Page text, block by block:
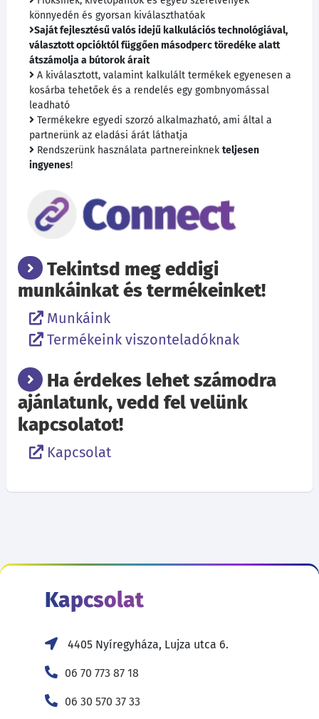
könnyedén és gyorsan kiválaszthatóak
Saját fejlesztésű valós idejű kalkulációs technológiával,
választott opcióktól függően másodperc töredéke alatt
átszámolja a bútorok árait
A kiválasztott, valamint kalkulált termékek egyenesen a
kosárba tehetőek és a rendelés egy gombnyomással
leadható
Termékekre egyedi szorzó alkalmazható, ami által a
partnerünk az eladási árát láthatja
Rendszerünk használata partnereinknek teljesen
ingyenes!
Tekintsd meg eddigi
munkáinkat és termékeinket!
Munkáink
Termékeink viszonteladóknak
Ha érdekes lehet számodra
ajánlatunk, vedd fel velünk
kapcsolatot!
Kapcsolat
Kapcsolat
4405 Nyíregyháza, Lujza utca 6.
06 70 773 87 18
06 30 570 37 33